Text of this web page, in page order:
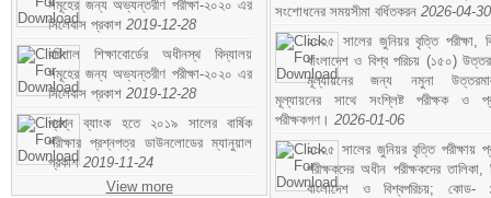
সমূহের জন্য অভ্যন্তরীণ পরীক্ষা-২০২০ এর
সিলেবাস প্রকাশ 2019-12-28
বরিশাল শিক্ষাবোর্ডের অধীনস্থ বিদ্যালয়
সমূহের জন্য অভ্যন্তরীণ পরীক্ষা-২০২০ এর
সিলেবাস প্রকাশ 2019-12-28
প্রশ্ন ব্যাংক হতে ২০১৯ সালের বার্ষিক
পরীক্ষার প্রশ্নপত্র ডাউনলোডের ম্যানুয়াল
প্রকাশ 2019-11-24
View more
সংশোধনের সময়সীমা বর্ধিতকরন 2026-04-30
২০২৫ সালের জুনিয়র বৃত্তি পরীক্ষা,
বাংলাদেশ ও বিশ্ব পরিচয় (১৫০)
মূল্যায়নের জন্য নমুনা
মূল্যায়নের সাথে সংশ্লিষ্ট পরীক্ষক ও
পরীক্ষকগণ। 2026-01-06
২০২৫ সালের জুনিয়র বৃত্তি পরীক্ষায়
পরীক্ষকদের অধীন পরীক্ষকদের তালিকা,
বাংলাদেশ ও বিশ্বপরিচয়; কোড-